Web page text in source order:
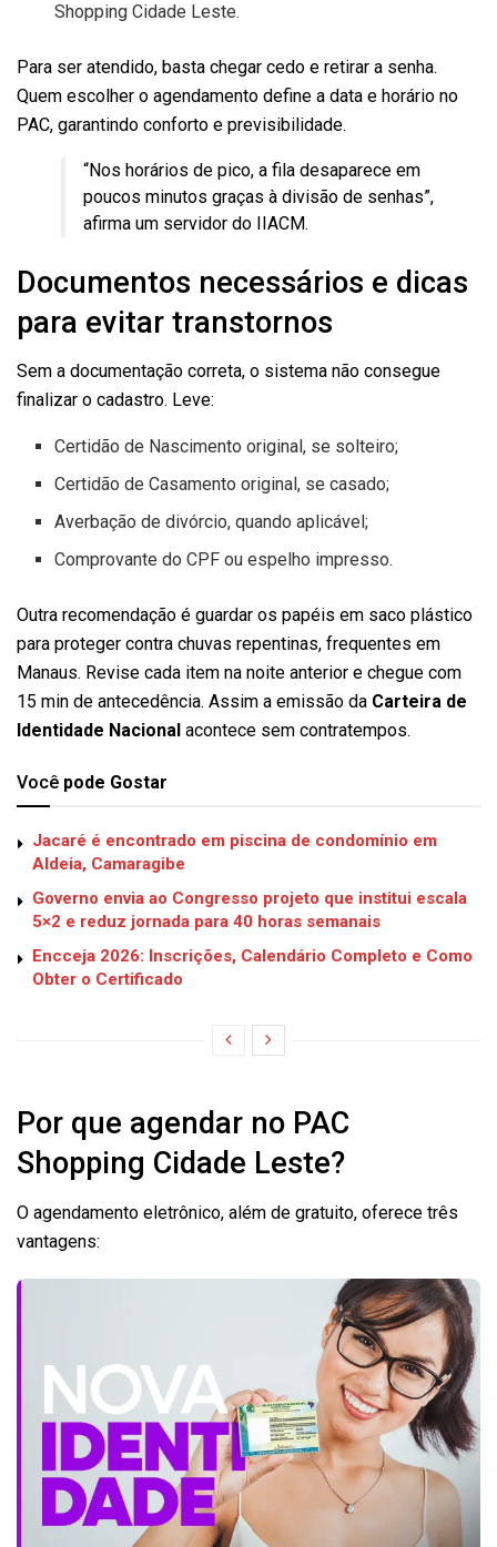
Shopping Cidade Leste.
Para ser atendido, basta chegar cedo e retirar a senha.
Quem escolher o agendamento define a data e horário no
PAC, garantindo conforto e previsibilidade.
“Nos horários de pico, a fila desaparece em
poucos minutos graças à divisão de senhas”,
afirma um servidor do IIACM.
Documentos necessários e dicas
para evitar transtornos
Sem a documentação correta, o sistema não consegue
finalizar o cadastro. Leve:
Certidão de Nascimento original, se solteiro;
Certidão de Casamento original, se casado;
Averbação de divórcio, quando aplicável;
Comprovante do CPF ou espelho impresso.
Outra recomendação é guardar os papéis em saco plástico
para proteger contra chuvas repentinas, frequentes em
Manaus. Revise cada item na noite anterior e chegue com
15 min de antecedência. Assim a emissão da Carteira de
Identidade Nacional acontece sem contratempos.
Você pode Gostar
Jacaré é encontrado em piscina de condomínio em
Aldeia, Camaragibe
Governo envia ao Congresso projeto que institui escala
5×2 e reduz jornada para 40 horas semanais
Encceja 2026: Inscrições, Calendário Completo e Como
Obter o Certificado
Por que agendar no PAC
Shopping Cidade Leste?
O agendamento eletrônico, além de gratuito, oferece três
vantagens: